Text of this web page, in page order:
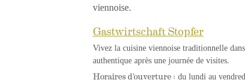
viennoise.
Gastwirtschaft Stopfer
Vivez la cuisine viennoise traditionnelle
authentique après une journée de visites.
Horaires d’ouverture : du lundi au